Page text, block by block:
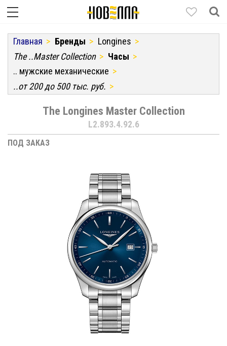
Главная Бренды
Longines
The ..Master Collection
Часы
.. мужские механические
..от 200 до 500 тыс. руб.
The Longines Master Collection
L2.893.4.92.6
ПОД ЗАКАЗ